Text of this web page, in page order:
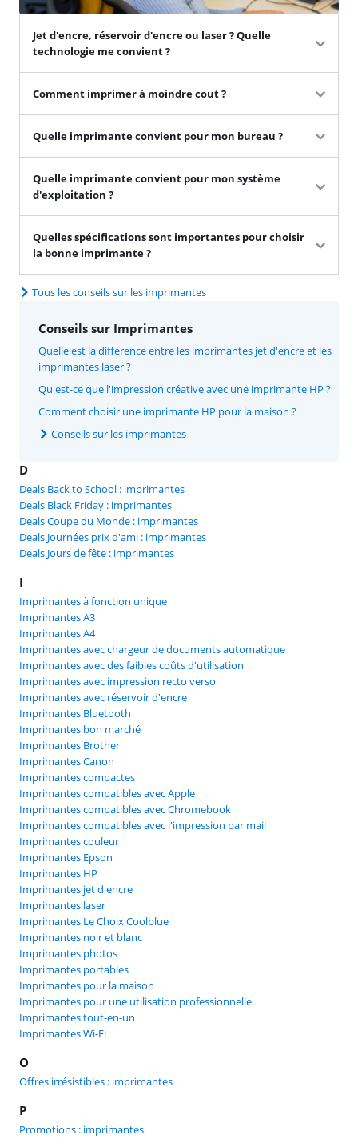
Jet d'encre, réservoir d'encre ou laser ? Quelle
technologie me convient ?
Comment imprimer à moindre cout ?
Quelle imprimante convient pour mon bureau ?
Quelle imprimante convient pour mon système
d'exploitation ?
Quelles spécifications sont importantes pour choisir
la bonne imprimante ?
Tous les conseils sur les imprimantes
Conseils sur Imprimantes
Quelle est la différence entre les imprimantes jet d'encre et les
imprimantes laser ?
Qu'est-ce que l'impression créative avec une imprimante HP ?
Comment choisir une imprimante HP pour la maison ?
Conseils sur les imprimantes
D
Deals Back to School : imprimantes
Deals Black Friday : imprimantes
Deals Coupe du Monde : imprimantes
Deals Journées prix d'ami : imprimantes
Deals Jours de fête : imprimantes
I
Imprimantes à fonction unique
Imprimantes A3
Imprimantes A4
Imprimantes avec chargeur de documents automatique
Imprimantes avec des faibles coûts d'utilisation
Imprimantes avec impression recto verso
Imprimantes avec réservoir d'encre
Imprimantes Bluetooth
Imprimantes bon marché
Imprimantes Brother
Imprimantes Canon
Imprimantes compactes
Imprimantes compatibles avec Apple
Imprimantes compatibles avec Chromebook
Imprimantes compatibles avec l'impression par mail
Imprimantes couleur
Imprimantes Epson
Imprimantes HP
Imprimantes jet d'encre
Imprimantes laser
Imprimantes Le Choix Coolblue
Imprimantes noir et blanc
Imprimantes photos
Imprimantes portables
Imprimantes pour la maison
Imprimantes pour une utilisation professionnelle
Imprimantes tout-en-un
Imprimantes Wi-Fi
O
Offres irrésistibles : imprimantes
P
Promotions : imprimantes